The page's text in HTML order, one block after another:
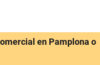
en Pamplona o